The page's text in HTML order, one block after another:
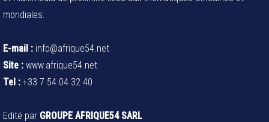
mondiales.
E-mail : info@afrique54.net
Site : www.afrique54.net
Tel : +33 7 54 04 32 40
Edité par GROUPE AFRIQUE54 SARL